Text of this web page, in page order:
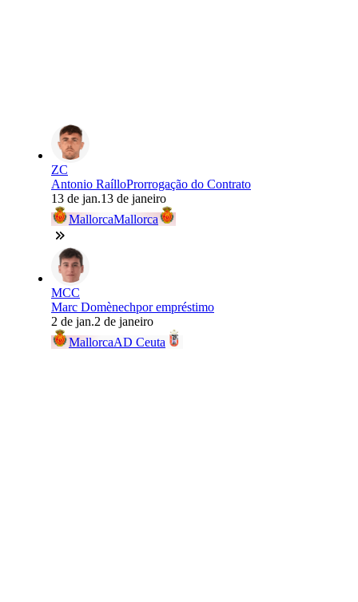
ZC
Antonio RaílloProrrogação do Contrato
13 de jan.13 de janeiro
MallorcaMallorca
MCC
Marc Domènechpor empréstimo
2 de jan.2 de janeiro
MallorcaAD Ceuta